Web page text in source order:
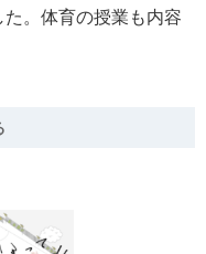
。体育の授業も内容